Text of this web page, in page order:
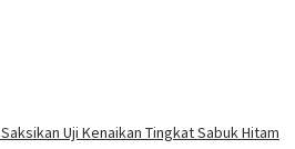
Uji Kenaikan Tingkat Sabuk Hitam